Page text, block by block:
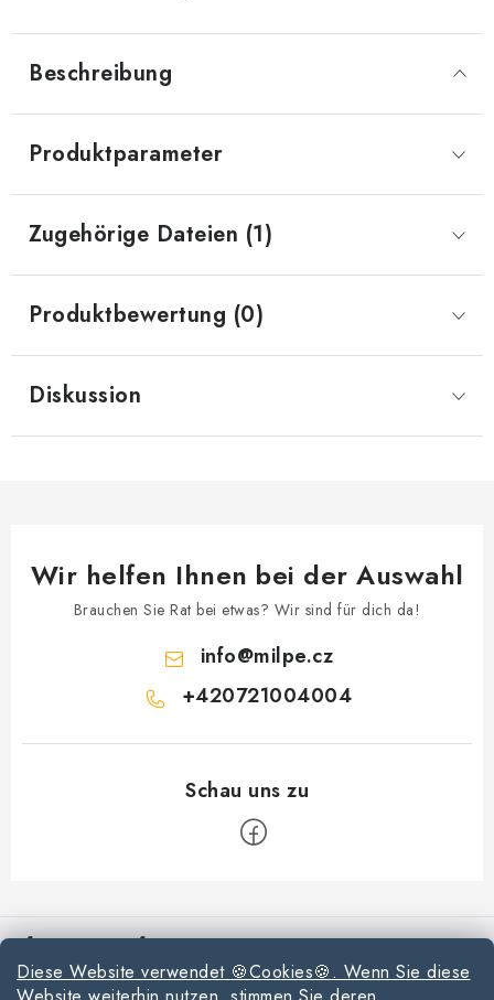
Diese Website verwendet 🍪Cookies🍪. Wenn Sie diese
Beschreibung
Produktparameter
Zugehörige Dateien (1)
Produktbewertung (0)
Diskussion
Wir helfen Ihnen bei der Auswahl
Brauchen Sie Rat bei etwas? Wir sind für dich da!
info@milpe.cz
+420721004004
u
ß Informationen für Sie
Reklamationen und Rücksendungen